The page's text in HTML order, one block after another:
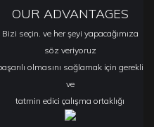
OUR ADVANTAGES
Bizi seçin. ve her şeyi yapacağımıza
söz veriyoruz
olmasını sağlamak için gerekli
ve
tatmin edici çalışma ortaklığı